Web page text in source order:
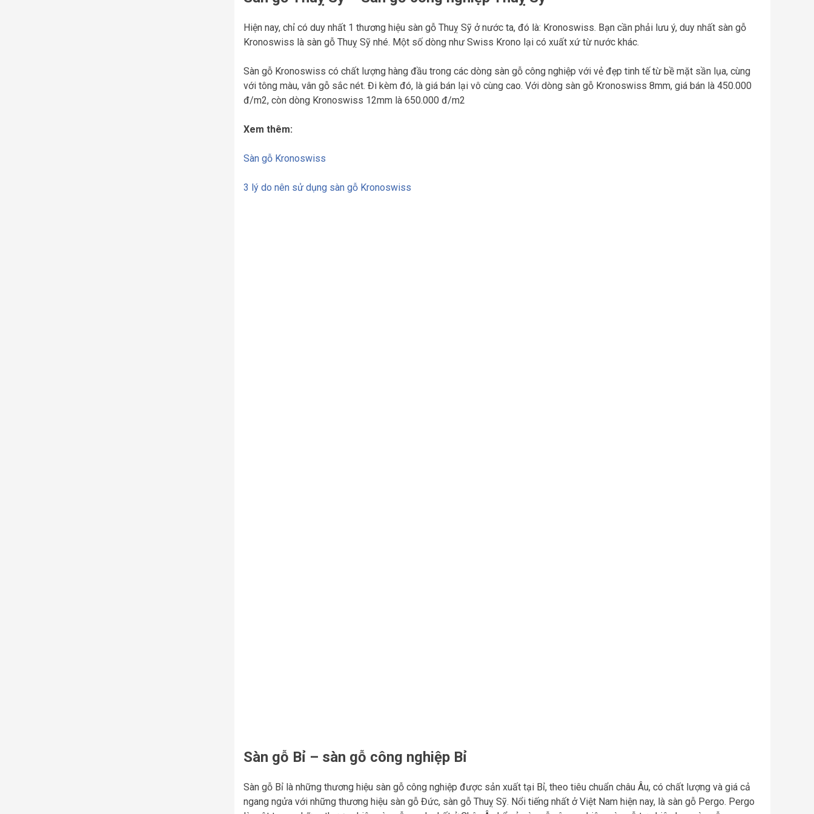
Hiện nay, chỉ có duy nhất 1 thương hiệu sàn gỗ Thuỵ Sỹ ở nước ta, đó là: Kronoswiss. Bạn cần phải lưu ý, duy nhất sàn gỗ
Kronoswiss là sàn gỗ Thuỵ Sỹ nhé. Một số dòng như Swiss Krono lại có xuất xứ từ nước khác.
Sàn gỗ Kronoswiss có chất lượng hàng đầu trong các dòng sàn gỗ công nghiệp với vẻ đẹp tinh tế từ bề mặt sần lụa, cùng
với tông màu, vân gỗ sắc nét. Đi kèm đó, là giá bán lại vô cùng cao. Với dòng sàn gỗ Kronoswiss 8mm, giá bán là 450.000
đ/m2, còn dòng Kronoswiss 12mm là 650.000 đ/m2
Xem thêm:
Sàn gỗ Kronoswiss
3 lý do nên sử dụng sàn gỗ Kronoswiss
Sàn gỗ Bỉ – sàn gỗ công nghiệp Bỉ
Sàn gỗ Bỉ là những thương hiệu sàn gỗ công nghiệp được sản xuất tại Bỉ, theo tiêu chuẩn châu Âu, có chất lượng và giá cả
ngang ngửa với những thương hiệu sàn gỗ Đức, sàn gỗ Thuỵ Sỹ. Nổi tiếng nhất ở Việt Nam hiện nay, là sàn gỗ Pergo. Pergo